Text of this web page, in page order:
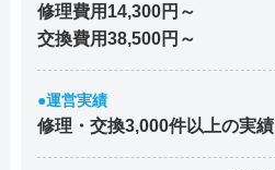
修理費用14,300円～
交換費用38,500円～
●運営実績
修理・交換3,000件以上の実績